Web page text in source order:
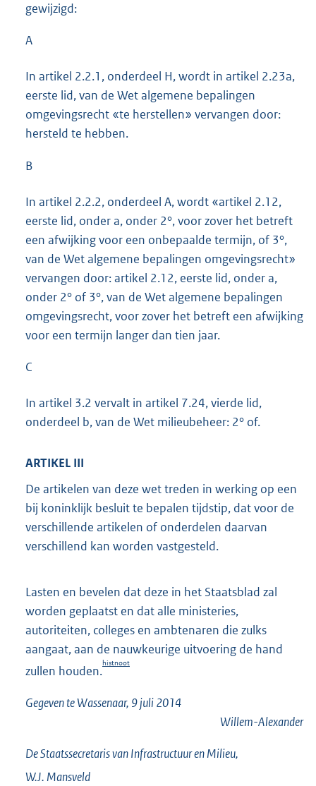
gewijzigd:
A
In artikel 2.2.1, onderdeel H, wordt in artikel 2.23a,
eerste lid, van de Wet algemene bepalingen
omgevingsrecht «te herstellen» vervangen door:
hersteld te hebben.
B
In artikel 2.2.2, onderdeel A, wordt «artikel 2.12,
eerste lid, onder a, onder 2°, voor zover het betreft
een afwijking voor een onbepaalde termijn, of 3°,
van de Wet algemene bepalingen omgevingsrecht»
vervangen door: artikel 2.12, eerste lid, onder a,
onder 2° of 3°, van de Wet algemene bepalingen
omgevingsrecht, voor zover het betreft een afwijking
voor een termijn langer dan tien jaar.
C
In artikel 3.2 vervalt in artikel 7.24, vierde lid,
onderdeel b, van de Wet milieubeheer: 2° of.
ARTIKEL III
De artikelen van deze wet treden in werking op een
bij koninklijk besluit te bepalen tijdstip, dat voor de
verschillende artikelen of onderdelen daarvan
verschillend kan worden vastgesteld.
Lasten en bevelen dat deze in het Staatsblad zal
worden geplaatst en dat alle ministeries,
autoriteiten, colleges en ambtenaren die zulks
aangaat, aan de nauwkeurige uitvoering de hand
zullen houden.
histnoot
Gegeven te Wassenaar, 9 juli 2014
Willem-Alexander
De Staatssecretaris van Infrastructuur en Milieu,
W.J. Mansveld